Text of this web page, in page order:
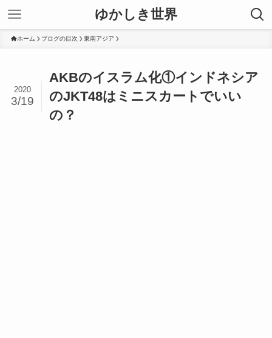
ゆかしき世界
ホーム ブログの目次 東南アジア
AKBのイスラム化①インドネシア
のJKT48はミニスカートでいい
の？
2020
3/19